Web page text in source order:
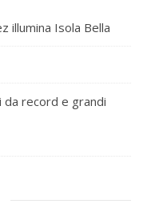
illumina Isola Bella
da record e grandi